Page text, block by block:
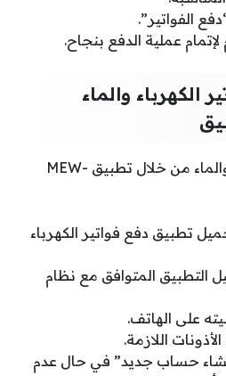
الفواتير”.
لإتمام عملية الدفع بنجاح.
الكهرباء والماء
يتم دفع فواتير الكهرباء والماء من خلال تطبيق MEW-
تطبيق دفع فواتير الكهرباء
التطبيق المتوافق مع نظام
على الهاتف.
اللازمة.
حساب جديد” في حال عدم